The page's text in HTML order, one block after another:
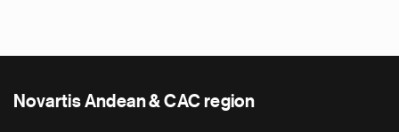
Novartis Andean & CAC region